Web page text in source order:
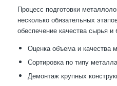
Процесс подготовки
несколько обязательных
обеспечение качества сырья и
Оценка объема и качества
Сортировка по типу
Демонтаж крупных